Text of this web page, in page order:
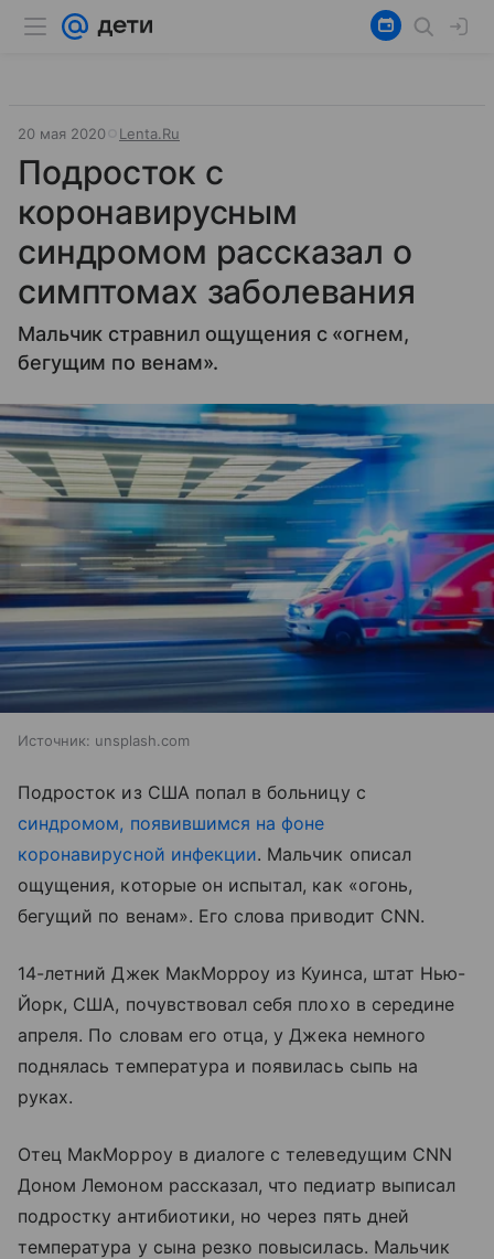
20 мая 2020 Lenta.Ru
Подросток с
коронавирусным
синдромом рассказал о
симптомах заболевания
Мальчик стравнил ощущения с «огнем,
бегущим по венам».
Источник: unsplash.com
Подросток из США попал в больницу с
синдромом, появившимся на фоне
коронавирусной инфекции. Мальчик описал
ощущения, которые он испытал, как «огонь,
бегущий по венам». Его слова приводит CNN.
14-летний Джек МакМорроу из Куинса, штат Нью-
Йорк, США, почувствовал себя плохо в середине
апреля. По словам его отца, у Джека немного
поднялась температура и появилась сыпь на
руках.
Отец МакМорроу в диалоге с телеведущим CNN
Доном Лемоном рассказал, что педиатр выписал
подростку антибиотики, но через пять дней
температура у сына резко повысилась. Мальчик